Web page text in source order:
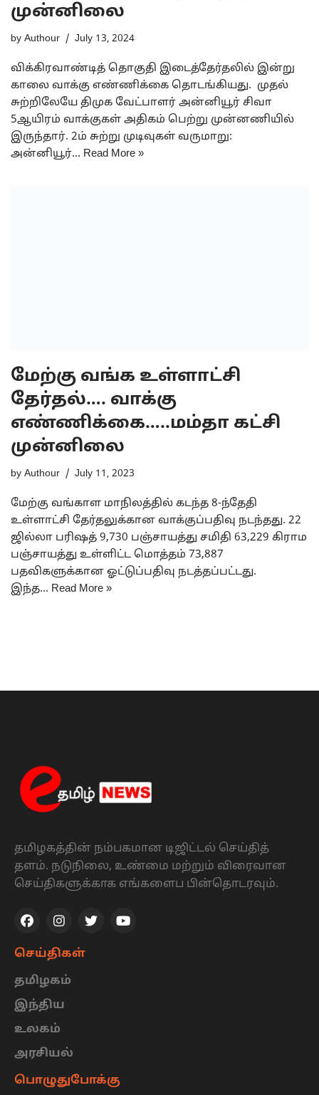
முன்னிலை
by Authour July 13, 2024
விக்கிரவாண்டித் தொகுதி இடைத்தேர்தலில் இன்று
காலை வாக்கு எண்ணிக்கை தொடங்கியது. முதல்
சுற்றிலேயே திமுக வேட்பாளர் அன்னியூர் சிவா
5ஆயிரம் வாக்குகள் அதிகம் பெற்று முன்னணியில்
இருந்தார். 2ம் சுற்று முடிவுகள் வருமாறு:
அன்னியூர்… Read More »
ஜில்லா பரிஷத் 9,730 பஞ்சாயத்து சமிதி 63,229 கிராம
பஞ்சாயத்து உள்ளிட்ட மொத்தம் 73,887
பதவிகளுக்கான ஓட்டுப்பதிவு நடத்தப்பட்டது.
இந்த…Read More »
தமிழகத்தின் நம்பகமான டிஜிட்டல் செய்தித்
தளம். நடுநிலை, உண்மை மற்றும் விரைவான
செய்திகளுக்காக எங்களைப பின்தொடரவும்.
செய்திகள்
தமிழகம்
இந்திய
உலகம்
அரசியல்
பொழுதுபோக்கு